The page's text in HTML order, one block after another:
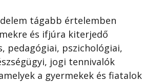
tágabb értelemben
és ifjúra kiterjedő
pedagógiai, pszichológiai,
jogi tennivalók
a gyermekek és fiatalok